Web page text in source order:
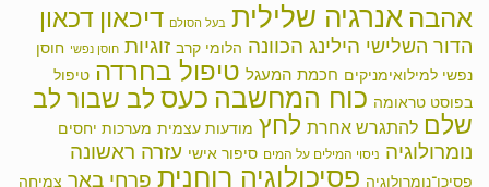
אהבה אנרגיה שלילית בעל הסולם דיכאון דכאון
הדור השלישי הילינג הכוונה הלומי קרב זוגיות חוסן נפשי חוסן
נפשי למילואימניקים חכמת המעגל טיפול בחרדה טיפול
בפוסט טראומה כוח המחשבה כעס לב שבור לב
שלם להתגרש אחרת לחץ מודעות עצמית מערכות יחסים
נומרולוגיה ניסוי המילים על המים סיפור אישי עזרה ראשונה
פסיכו־נומרולוגיה פסיכולוגיה רוחנית פרחי באך צמיחה